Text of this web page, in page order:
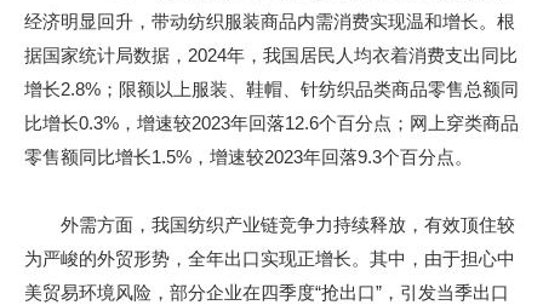
经济明显回升，带动纺织服装商品内需消费实现温和增长。根
据国家统计局数据，2024年，我国居民人均衣着消费支出同比
增长2.8%；限额以上服装、鞋帽、针纺织品类商品零售总额同
比增长0.3%，增速较2023年回落12.6个百分点；网上穿类商品
零售额同比增长1.5%，增速较2023年回落9.3个百分点。
外需方面，我国纺织产业链竞争力持续释放，有效顶住较
为严峻的外贸形势，全年出口实现正增长。其中，由于担心中
美贸易环境风险，部分企业在四季度“抢出口”，引发当季出口